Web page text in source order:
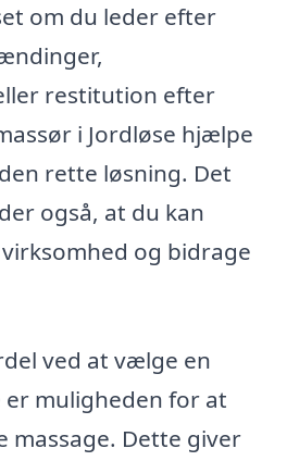
om du leder efter
restitution efter
i Jordløse hjælpe
rette løsning. Det
også, at du kan
og bidrage
ved at vælge en
er muligheden for at
massage. Dette giver